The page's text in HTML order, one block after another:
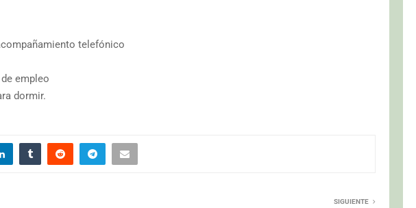
telefónico
empleo
dormir.
SIGUIENTE